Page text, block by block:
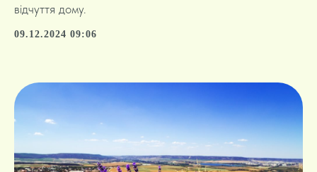
відчуття дому.
09.12.2024 09:06